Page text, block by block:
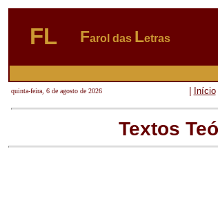
FL Farol das Letras
quinta-feira, 6 de agosto de 2026 Início|
Textos